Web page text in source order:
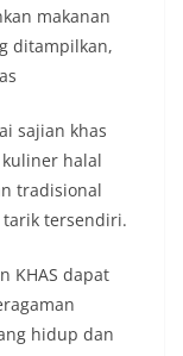
makanan
ditampilkan,
sajian khas
halal
tradisional
tarik tersendiri.
KHAS dapat
hidup dan